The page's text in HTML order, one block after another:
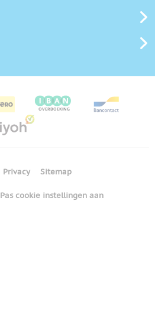
Privacy Sitemap
Pas cookie instellingen aan